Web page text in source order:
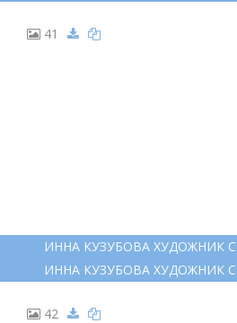
41
ИННА КУЗУБОВА ХУДОЖНИК
ИННА КУЗУБОВА ХУДОЖНИК
42